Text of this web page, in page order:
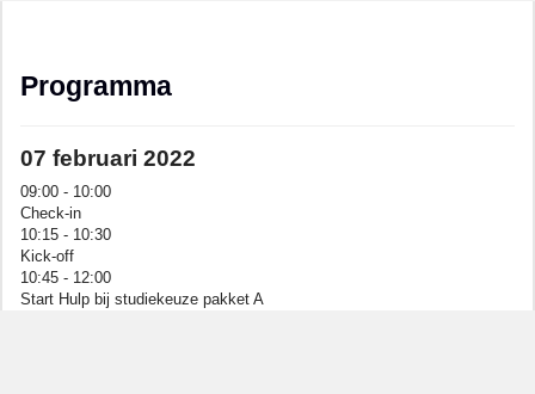
Programma
07 februari 2022
09:00 - 10:00
Check-in
10:15 - 10:30
Kick-off
10:45 - 12:00
Start Hulp bij studiekeuze pakket A